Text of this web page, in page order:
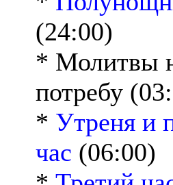
(24:00)
* Молитвы
потребу
* Утреня и
час (06:00)